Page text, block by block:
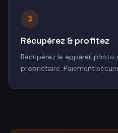
3
Récupérez & profitez
Récupérez le appareil
propriétaire. Paiement